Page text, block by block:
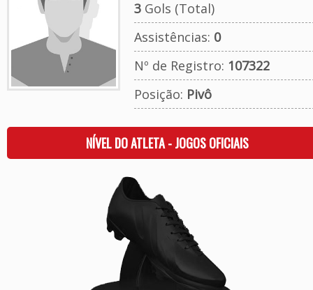
3Gols (Total)
Assistências: 0
Nº de Registro: 107322
Posição: Pivô
NÍVEL DO ATLETA - JOGOS OFICIAIS